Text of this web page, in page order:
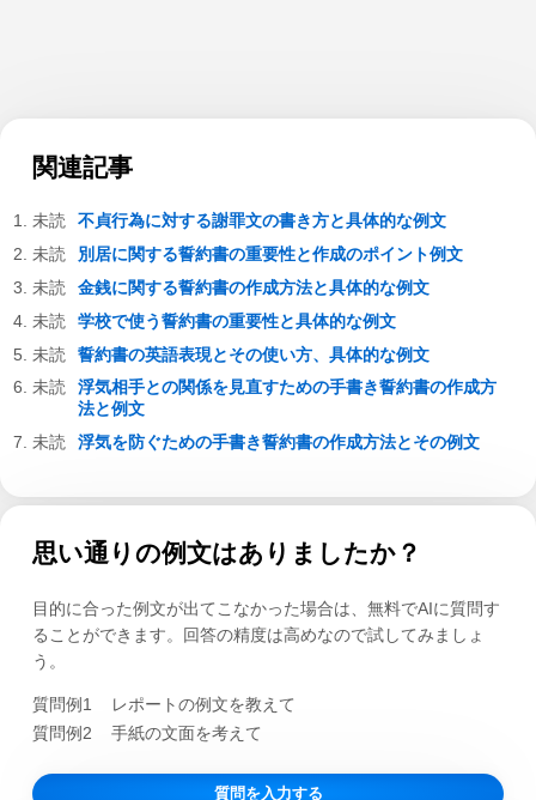
関連記事
不貞行為に対する謝罪文の書き方と具体的な例文
別居に関する誓約書の重要性と作成のポイント例文
金銭に関する誓約書の作成方法と具体的な例文
学校で使う誓約書の重要性と具体的な例文
誓約書の英語表現とその使い方、具体的な例文
浮気相手との関係を見直すための手書き誓約書の作成方
法と例文
浮気を防ぐための手書き誓約書の作成方法とその例文
思い通りの例文はありましたか？
目的に合った例文が出てこなかった場合は、無料でAIに質問す
ることができます。回答の精度は高めなので試してみましょ
う。
質問例1
レポートの例文を教えて
質問例2
手紙の文面を考えて
質問を入力する